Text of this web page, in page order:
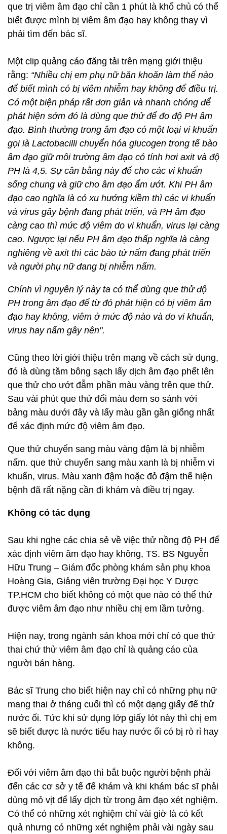
que trị viêm âm đạo chỉ cần 1 phút là khổ chủ có thể
biết được mình bị viêm âm đạo hay không thay vì
phải tìm đến bác sĩ.
Một clip quảng cáo đăng tải trên mạng giới thiệu
rằng: “Nhiều chị em phụ nữ băn khoăn làm thế nào
để biết mình có bị viêm nhiễm hay không để điều trị.
Có một biện pháp rất đơn giản và nhanh chóng để
phát hiện sớm đó là dùng que thử để đo độ PH âm
đạo. Bình thường trong âm đạo có một loại vi khuẩn
gọi là Lactobacilli chuyển hóa glucogen trong tế bào
âm đạo giữ môi trường âm đạo có tính hơi axit và độ
PH là 4,5. Sự cân bằng này để cho các vi khuẩn
sống chung và giữ cho âm đạo ẩm ướt. Khi PH âm
đạo cao nghĩa là có xu hướng kiềm thì các vi khuẩn
và virus gây bệnh đang phát triển, và PH âm đạo
càng cao thì mức độ viêm do vi khuẩn, virus lại càng
cao. Ngược lại nếu PH âm đạo thấp nghĩa là càng
nghiêng về axit thì các bào tử nấm đang phát triển
và người phụ nữ đang bị nhiễm nấm.
Chính vì nguyên lý này ta có thể dùng que thử độ
PH trong âm đạo để từ đó phát hiện có bị viêm âm
đạo hay không, viêm ở mức độ nào và do vi khuẩn,
virus hay nấm gây nên".
Cũng theo lời giới thiệu trên mạng về cách sử dụng,
đó là dùng tăm bông sạch lấy dịch âm đạo phết lên
que thử cho ướt đẫm phần màu vàng trên que thử.
Sau vài phút que thử đổi màu đem so sánh với
bảng màu dưới đây và lấy màu gần gần giống nhất
để xác định mức độ viêm âm đạo.
Que thử chuyển sang màu vàng đậm là bị nhiễm
nấm. que thử chuyển sang màu xanh là bị nhiễm vi
khuẩn, virus. Màu xanh đậm hoặc đỏ đậm thể hiện
bệnh đã rất nặng cần đi khám và điều trị ngay.
Không có tác dụng
Sau khi nghe các chia sẻ về việc thử nồng độ PH để
xác định viêm âm đạo hay không, TS. BS Nguyễn
Hữu Trung – Giám đốc phòng khám sản phụ khoa
Hoàng Gia, Giảng viên trường Đại học Y Dược
TP.HCM cho biết không có một que nào có thể thử
được viêm âm đạo như nhiều chị em lầm tưởng.
Hiện nay, trong ngành sản khoa mới chỉ có que thử
thai chứ thử viêm âm đạo chỉ là quảng cáo của
người bán hàng.
Bác sĩ Trung cho biết hiện nay chỉ có những phụ nữ
mang thai ở tháng cuối thì có một dạng giấy để thử
nước ối. Tức khi sử dụng lớp giấy lót này thì chị em
sẽ biết được là nước tiểu hay nước ối có bị rò rỉ hay
không.
Đối với viêm âm đạo thì bắt buộc người bệnh phải
đến các cơ sở y tế để khám và khi khám bác sĩ phải
dùng mỏ vịt để lấy dịch từ trong âm đạo xét nghiệm.
Có thể có những xét nghiệm chỉ vài giờ là có kết
quả nhưng có những xét nghiệm phải vài ngày sau